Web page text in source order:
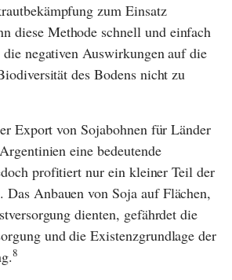
zum Einsatz
diese Methode schnell und einfach
negativen Auswirkungen auf die
des Bodens nicht zu
Export von Sojabohnen für Länder
eine bedeutende
profitiert nur ein kleiner Teil der
Das Anbauen von Soja auf Flächen,
dienten, gefährdet die
und die Existenzgrundlage der
8